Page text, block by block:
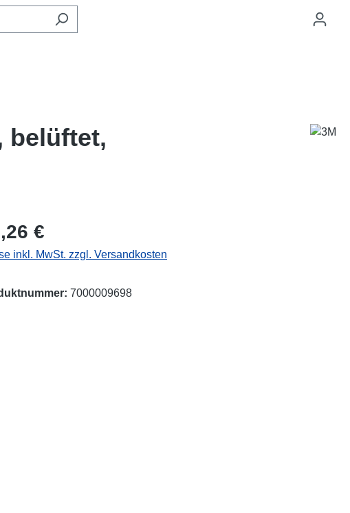
belüftet,
Preis:
€
inkl. MwSt. zzgl. Versandkosten
7000009698